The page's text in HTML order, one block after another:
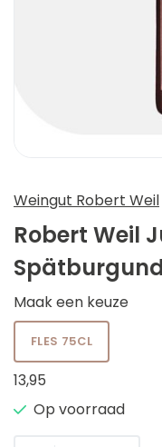
Weingut Robert Weil
Robert Weil
Maak een keuze
FLES 75CL
13,95
Op voorraad